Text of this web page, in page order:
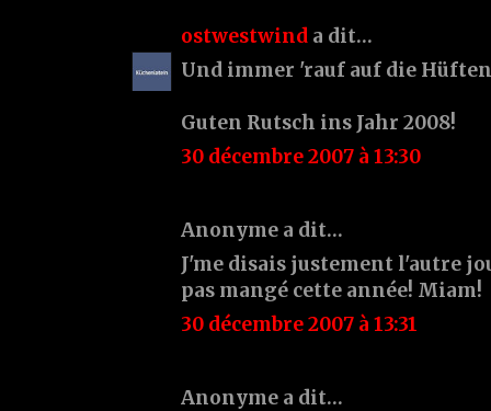
ostwestwind a dit…
Und immer 'rauf auf die
Guten Rutsch ins Jahr 2008!
30 décembre 2007 à 13:30
Anonyme a dit…
J'me disais justement l'autre
pas mangé cette année! Miam!
30 décembre 2007 à 13:31
Anonyme a dit…